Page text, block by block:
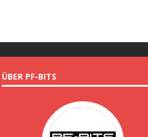
ÜBER PF-BITS